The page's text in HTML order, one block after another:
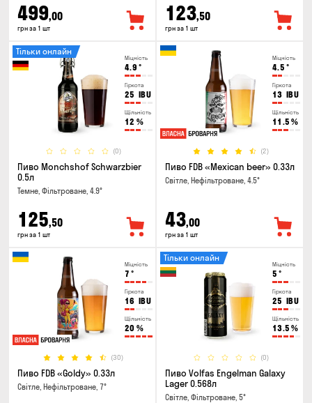
499,00
грн за 1 шт
123,50
грн за 1 шт
Міцність
4.9 °
Гіркота
25 IBU
Щільність
12 %
(0)
Тільки онлайн
Пиво Monchshof Schwarzbier
0.5л
Темне, Фільтроване, 4.9°
125,50
грн за 1 шт
Міцність
4.5 °
Гіркота
13 IBU
Щільність
11.5 %
(2)
Пиво FDB «Mexican beer» 0.33л
Світле, Нефільтроване, 4.5°
43,00
грн за 1 шт
Міцність
7 °
Гіркота
16 IBU
Щільність
20 %
(30)
Пиво FDB «Goldy» 0.33л
Світле, Нефільтроване, 7°
Міцність
5 °
Гіркота
25 IBU
Щільність
13.5 %
(0)
Тільки онлайн
Пиво Volfas Engelman Galaxy
Lager 0.568л
Світле, Фільтроване, 5°